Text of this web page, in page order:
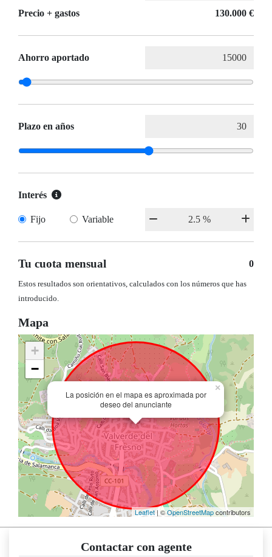
Precio + gastos 130.000 €
Ahorro aportado
Plazo en años
Interés
Fijo Variable
Tu cuota mensual 0
Estos resultados son orientativos, calculados con los números que has
introducido.
Mapa
La posición en el mapa es aproximada por
deseo del anunciante
×
+
−
Leaflet| ©OpenStreetMapcontributors
Contactar con agente